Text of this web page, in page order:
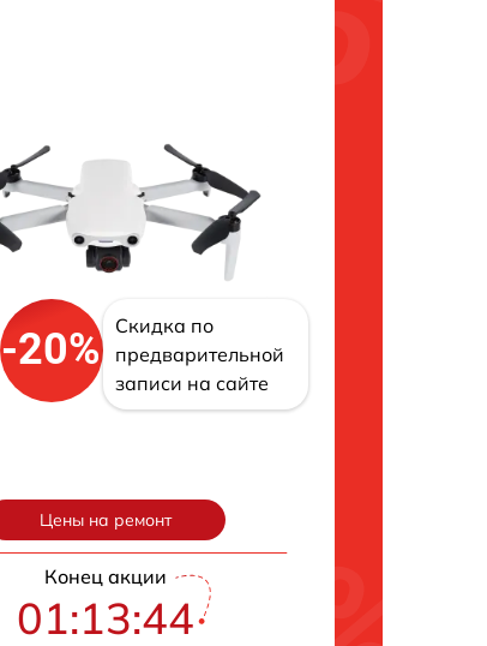
-20%
Скидка по
предварительной
записи на сайте
Цены на ремонт
Конец акции
01:13:43